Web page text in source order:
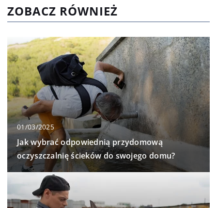
ZOBACZ RÓWNIEŻ
01/03/2025
Jak wybrać odpowiednią przydomową
oczyszczalnię ścieków do swojego domu?